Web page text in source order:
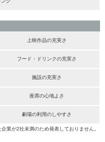
上映作品の充実さ
フード・ドリンクの充実さ
施設の充実さ
座席の心地よさ
劇場の利用のしやすさ
業が2社未満のため発表しておりません。